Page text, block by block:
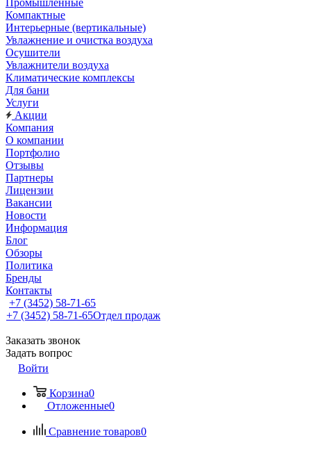
Промышленные
Компактные
Интерьерные (вертикальные)
Увлажнение и очистка воздуха
Осушители
Увлажнители воздуха
Климатические комплексы
Для бани
Услуги
Акции
Компания
О компании
Портфолио
Отзывы
Партнеры
Лицензии
Вакансии
Новости
Информация
Блог
Обзоры
Политика
Бренды
Контакты
+7 (3452) 58-71-65
+7 (3452) 58-71-65Отдел продаж
Заказать звонок
Задать вопрос
Войти
Корзина0
Отложенные0
Сравнение товаров0